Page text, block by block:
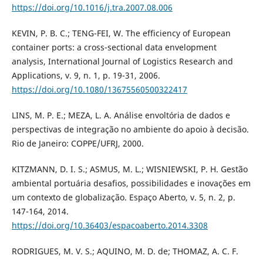
https://doi.org/10.1016/j.tra.2007.08.006
KEVIN, P. B. C.; TENG-FEI, W. The efficiency of European
container ports: a cross-sectional data envelopment
analysis, International Journal of Logistics Research and
Applications, v. 9, n. 1, p. 19-31, 2006.
https://doi.org/10.1080/13675560500322417
LINS, M. P. E.; MEZA, L. A. Análise envoltória de dados e
perspectivas de integração no ambiente do apoio à decisão.
Rio de Janeiro: COPPE/UFRJ, 2000.
KITZMANN, D. I. S.; ASMUS, M. L.; WISNIEWSKI, P. H. Gestão
ambiental portuária desafios, possibilidades e inovações em
um contexto de globalização. Espaço Aberto, v. 5, n. 2, p.
147-164, 2014.
https://doi.org/10.36403/espacoaberto.2014.3308
RODRIGUES, M. V. S.; AQUINO, M. D. de; THOMAZ, A. C. F.